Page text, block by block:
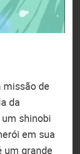
missão de
da
shinobi
em sua
um grande